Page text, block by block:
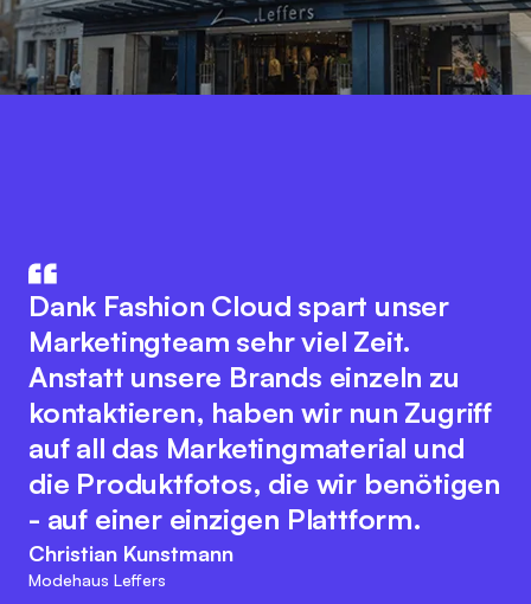
Die Integration unseres
Warenwirtschaftssystem mit
Fashion Cloud hat unsere internen
Abläufe deutlich verbessert. Wir
haben nun Bilder zu den einzelnen
Artikeln im System, was das interne
Reporting, unser
Retourenmanagement und die
Nachorder deutlich vereinfacht.
Marc Ramelow
Dank Fashion Cloud spart unser
Marketingteam sehr viel Zeit.
Anstatt unsere Brands einzeln zu
kontaktieren, haben wir nun Zugriff
auf all das Marketingmaterial und
die Produktfotos, die wir benötigen
- auf einer einzigen Plattform.
Christian Kunstmann
Modehaus Leffers
innovative Plattformgedanke
fördert eine nahtlose
Zusammenarbeit aller
Branchenakteure zur Optimierung
digitaler Prozesse. Dabei bewahrt
sich das Team der Fashion Cloud
ihren kundenfreundlichen und
agilen Charakter. Diese
Herangehensweise passt zu den